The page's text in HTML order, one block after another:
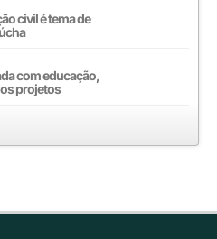
civil é tema de
com educação,
projetos